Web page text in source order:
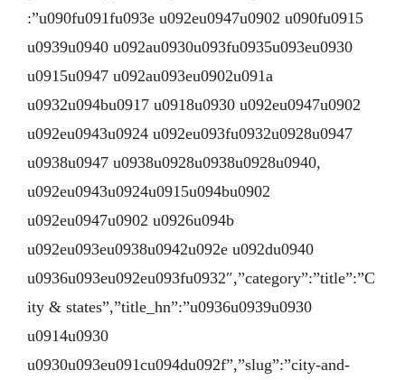
:”u090fu091fu093e u092eu0947u0902 u090fu0915
u0939u0940 u092au0930u093fu0935u093eu0930
u0915u0947 u092au093eu0902u091a
u0932u094bu0917 u0918u0930 u092eu0947u0902
u092eu0943u0924 u092eu093fu0932u0928u0947
u0938u0947 u0938u0928u0938u0928u0940,
u092eu0943u0924u0915u094bu0902
u092eu0947u0902 u0926u094b
u092eu093eu0938u0942u092e u092du0940
u0936u093eu092eu093fu0932″,”category”:”title”:”C
ity & states”,”title_hn”:”u0936u0939u0930
u0914u0930
u0930u093eu091cu094du092f”,”slug”:”city-and-